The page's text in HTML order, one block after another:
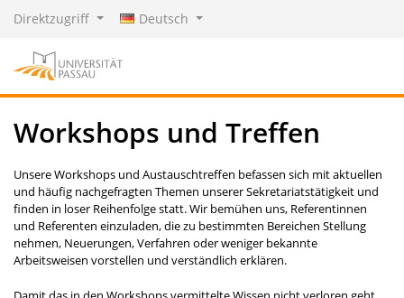
Direktzugriff Deutsch
Workshops und Treffen
Unsere Workshops und Austauschtreffen befassen sich mit aktuellen
und häufig nachgefragten Themen unserer Sekretariatstätigkeit und
finden in loser Reihenfolge statt. Wir bemühen uns, Referentinnen
und Referenten einzuladen, die zu bestimmten Bereichen Stellung
nehmen, Neuerungen, Verfahren oder weniger bekannte
Arbeitsweisen vorstellen und verständlich erklären.